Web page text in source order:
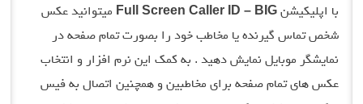
با اپلیکیشنFull Screen Caller ID – BIG میتوانید عکس
شخص تماس گیرنده یا مخاطب خود را بصورت تمام صفحه در
نمایشگر موبایل نمایش دهید . به کمک این نرم افزار و انتخاب
عکس های تمام صفحه برای مخاطبین و همچنین اتصال به فیس